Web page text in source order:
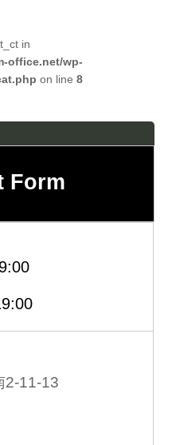
in
office.net/wp-
on line8
Form
2-11-13